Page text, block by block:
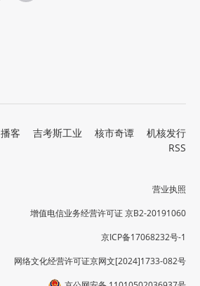
播客 吉考斯工业 核市奇谭
机核发行
RSS
营业执照
增值电信业务经营许可证 京B2-20191060
京ICP备17068232号-1
网络文化经营许可证京网文[2024]1733-082号